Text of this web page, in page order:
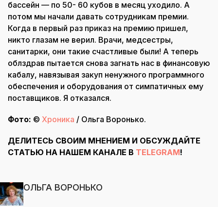
бассейн — по 50- 60 кубов в месяц уходило. А
потом мы начали давать сотрудникам премии.
Когда в первый раз приказ на премию пришел,
никто глазам не верил. Врачи, медсестры,
санитарки, они такие счастливые были! А теперь
облздрав пытается снова загнать нас в финансовую
кабалу, навязывая закуп ненужного программного
обеспечения и оборудования от симпатичных ему
поставщиков. Я отказался.
Фото: © Хроника / Ольга Воронько.
ДЕЛИТЕСЬ СВОИМ МНЕНИЕМ И ОБСУЖДАЙТЕ
СТАТЬЮ НА НАШЕМ КАНАЛЕ В TELEGRAM!
ОЛЬГА ВОРОНЬКО